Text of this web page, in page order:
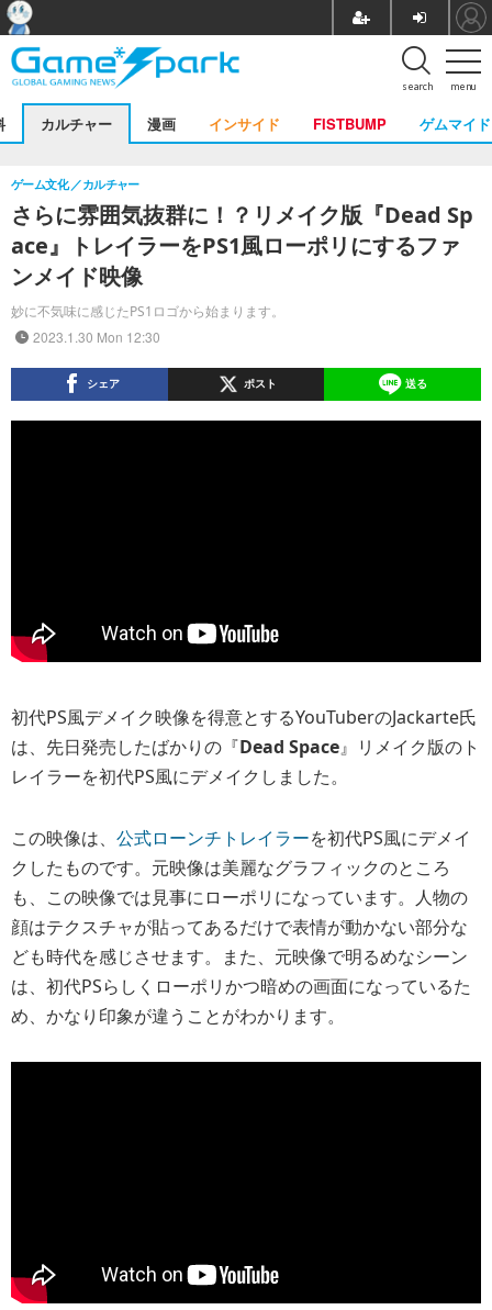
menu
search
カルチャー 漫画 インサイド FISTBUMP ゲムマイド
さらに雰囲気抜群に！？リメイク版『Dead Sp
ace』トレイラーをPS1風ローポリにするファ
ンメイド映像
妙に不気味に感じたPS1ロゴから始まります。
ゲーム文化 カルチャー
2023.1.30 Mon 12:30
シェア ポスト 送る
初代PS風デメイク映像を得意とするYouTuberのJackarte氏
は、先日発売したばかりの『Dead Space』リメイク版のト
レイラーを初代PS風にデメイクしました。
この映像は、 公式ローンチトレイラーを初代PS風にデメイ
クしたものです。元映像は美麗なグラフィックのところ
も、この映像では見事にローポリになっています。人物の
顔はテクスチャが貼ってあるだけで表情が動かない部分な
ども時代を感じさせます。また、元映像で明るめなシーン
は、初代PSらしくローポリかつ暗めの画面になっているた
め、かなり印象が違うことがわかります。